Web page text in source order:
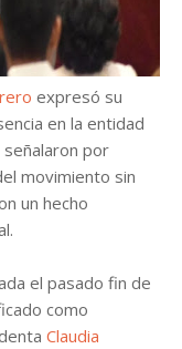
expresó su
en la entidad
señalaron por
movimiento sin
un hecho
el pasado fin de
como
Claudia